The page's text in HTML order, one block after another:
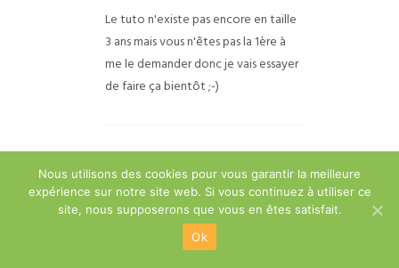
Le tuto n'existe pas encore en taille
3 ans mais vous n'êtes pas la 1ère à
me le demander donc je vais essayer
de faire ça bientôt ;-)
Avr 24, 2019 Répondre
Bonjour, merci pour ce jeu; Je participe
avec plaisir pour n'importe lequel des 2
Nous utilisons des cookies pour vous garantir la meilleure
expérience sur notre site web. Si vous continuez à utiliser ce
site, nous supposerons que vous en êtes satisfait.
Ok